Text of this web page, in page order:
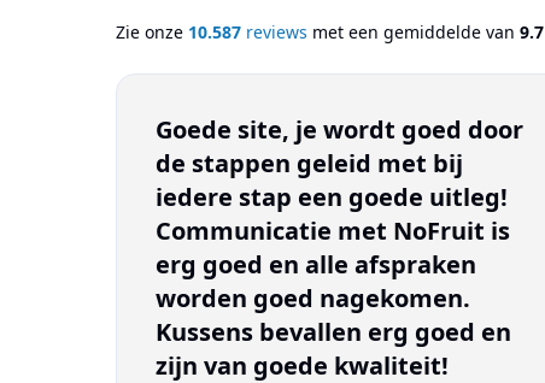
Zie onze 10.587 reviews met een gemiddelde van 9.7
Goede site, je wordt goed door
de stappen geleid met bij
iedere stap een goede uitleg!
Communicatie met NoFruit is
erg goed en alle afspraken
worden goed nagekomen.
Kussens bevallen erg goed en
zijn van goede kwaliteit!